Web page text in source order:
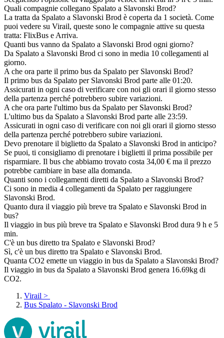
Quali compagnie collegano Spalato a Slavonski Brod?
La tratta da Spalato a Slavonski Brod è coperta da 1 società. Come
puoi vedere su Virail, queste sono le compagnie attive su questa
tratta: FlixBus e Arriva.
Quanti bus vanno da Spalato a Slavonski Brod ogni giorno?
Da Spalato a Slavonski Brod ci sono in media 10 collegamenti al
giorno.
A che ora parte il primo bus da Spalato per Slavonski Brod?
Il primo bus da Spalato per Slavonski Brod parte alle 01:20.
Assicurati in ogni caso di verificare con noi gli orari il giorno stesso
della partenza perché potrebbero subire variazioni.
A che ora parte l'ultimo bus da Spalato per Slavonski Brod?
L'ultimo bus da Spalato a Slavonski Brod parte alle 23:59.
Assicurati in ogni caso di verificare con noi gli orari il giorno stesso
della partenza perché potrebbero subire variazioni.
Devo prenotare il biglietto da Spalato a Slavonski Brod in anticipo?
Se puoi, ti consigliamo di prenotare i biglietti il prima possibile per
risparmiare. Il bus che abbiamo trovato costa 34,00 € ma il prezzo
potrebbe cambiare in base alla domanda.
Quanti sono i collegamenti diretti da Spalato a Slavonski Brod?
Ci sono in media 4 collegamenti da Spalato per raggiungere
Slavonski Brod.
Quanto dura il viaggio più breve tra Spalato e Slavonski Brod in
bus?
Il viaggio in bus più breve tra Spalato e Slavonski Brod dura 9 h e 5
min.
C'è un bus diretto tra Spalato e Slavonski Brod?
Sì, c'è un bus diretto tra Spalato e Slavonski Brod.
Quanta CO2 emette un viaggio in bus da Spalato a Slavonski Brod?
Il viaggio in bus da Spalato a Slavonski Brod genera 16.69kg di
CO2.
Virail >
Bus Spalato - Slavonski Brod